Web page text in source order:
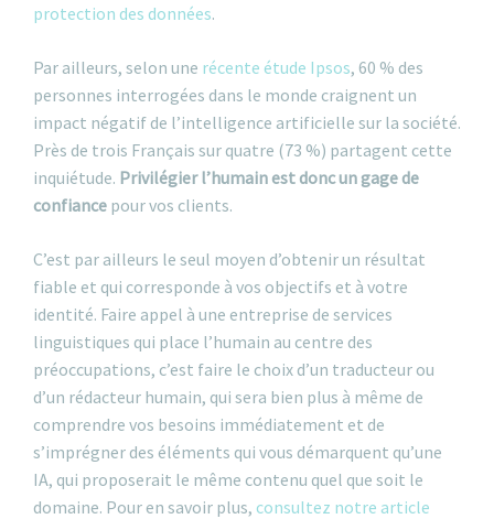
protection des données.
Par ailleurs, selon une récente étude Ipsos, 60 % des
personnes interrogées dans le monde craignent un
impact négatif de l’intelligence artificielle sur la société.
Près de trois Français sur quatre (73 %) partagent cette
inquiétude. Privilégier l’humain est donc un gage de
confiance pour vos clients.
C’est par ailleurs le seul moyen d’obtenir un résultat
fiable et qui corresponde à vos objectifs et à votre
identité. Faire appel à une entreprise de services
linguistiques qui place l’humain au centre des
préoccupations, c’est faire le choix d’un traducteur ou
d’un rédacteur humain, qui sera bien plus à même de
comprendre vos besoins immédiatement et de
s’imprégner des éléments qui vous démarquent qu’une
IA, qui proposerait le même contenu quel que soit le
domaine. Pour en savoir plus, consultez notre article